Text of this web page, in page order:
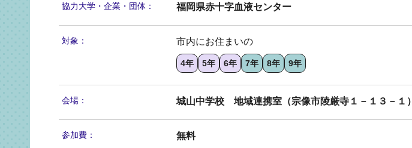
協力大学・ 企業・団体： 福岡県赤十字血液センター
対象： 市内にお住まいの
4年 5年 6年 7年 8年 9年
会場： 城山中学校 地域連携室（宗像市陵厳寺１－１３－１）
参加費： 無料